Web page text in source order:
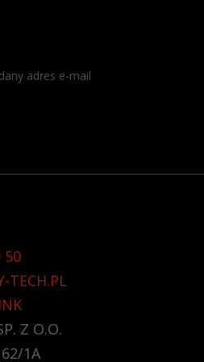
adres e-mail
50
TECH.PL
Z O.O.
1A